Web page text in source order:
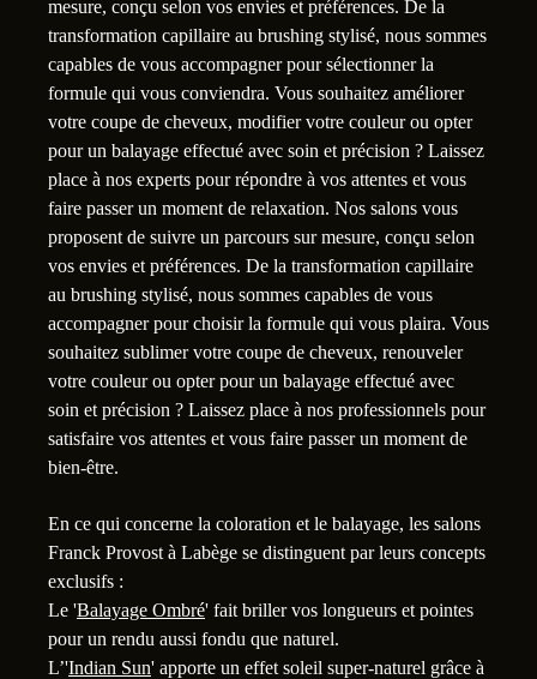
1
mesure, conçu selon vos envies et préférences. De la
transformation capillaire au brushing stylisé, nous sommes
capables de vous accompagner pour sélectionner la
formule qui vous conviendra. Vous souhaitez améliorer
votre coupe de cheveux, modifier votre couleur ou opter
pour un balayage effectué avec soin et précision ? Laissez
place à nos experts pour répondre à vos attentes et vous
faire passer un moment de relaxation. Nos salons vous
proposent de suivre un parcours sur mesure, conçu selon
vos envies et préférences. De la transformation capillaire
au brushing stylisé, nous sommes capables de vous
accompagner pour choisir la formule qui vous plaira. Vous
souhaitez sublimer votre coupe de cheveux, renouveler
votre couleur ou opter pour un balayage effectué avec
soin et précision ? Laissez place à nos professionnels pour
satisfaire vos attentes et vous faire passer un moment de
bien-être.
En ce qui concerne la coloration et le balayage, les salons
Franck Provost à Labège se distinguent par leurs concepts
exclusifs :
Le 'Balayage Ombré' fait briller vos longueurs et pointes
pour un rendu aussi fondu que naturel.
L’'Indian Sun' apporte un effet soleil super-naturel grâce à